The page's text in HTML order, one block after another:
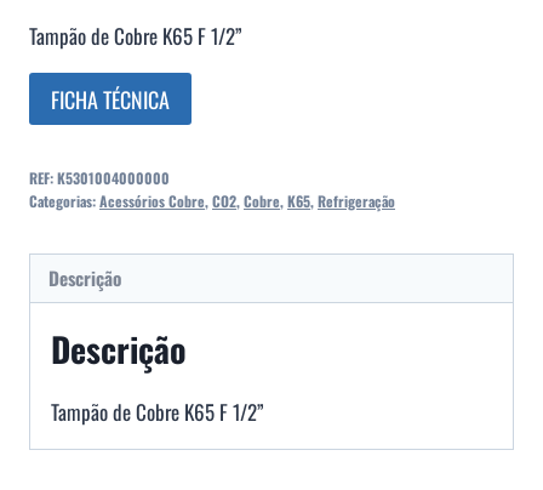
Tampão de Cobre K65 F 1/2”
FICHA TÉCNICA
REF:K5301004000000
Categorias:Acessórios Cobre,CO2,Cobre,K65,Refrigeração
Descrição
Descrição
Tampão de Cobre K65 F 1/2”